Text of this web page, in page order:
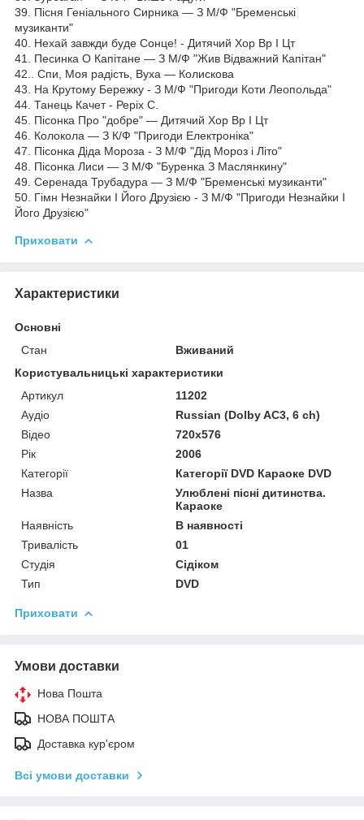
39. Пісня Геніального Сирника — З М/Ф "Бременські
музиканти"
40. Нехай завжди буде Сонце! - Дитячий Хор Вр І Цт
41. Песинка О Капітане — З М/Ф "Жив Відважний Капітан"
42.. Спи, Моя радість, Вуха — Колискова
43. На Крутому Бережку - З М/Ф "Пригоди Коти Леопольда"
44. Танець Качет - Реріх С.
45. Пісонка Про "добре" — Дитячий Хор Вр І Цт
46. Колокола — З К/Ф "Пригоди Електроніка"
47. Пісонка Діда Мороза - З М/Ф "Дід Мороз і Літо"
48. Пісонка Лиси — З М/Ф "Буренка З Маслянкину"
49. Серенада Трубадура — З М/Ф "Бременські музиканти"
50. Гімн Незнайки І Його Друзією - З М/Ф "Пригоди Незнайки І
Його Друзією"
Приховати
Характеристики
Основні
Стан
Вживаний
Користувальницькі характеристики
Артикул
11202
Аудіо
Russian (Dolby AC3, 6 ch)
Відео
720x576
Рік
2006
Категорії
Категорії DVD Караоке DVD
Назва
Улюблені пісні дитинства.
Караоке
Наявність
В наявності
Тривалість
01
Студія
Сідіком
Тип
DVD
Приховати
Умови доставки
Нова Пошта
НОВА ПОШТА
Доставка кур'єром
Всі умови доставки